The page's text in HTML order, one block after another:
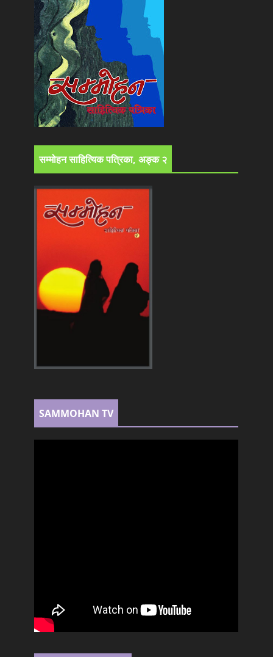
सम्मोहन साहित्यिक पत्रिका, अङ्क २
SAMMOHAN TV